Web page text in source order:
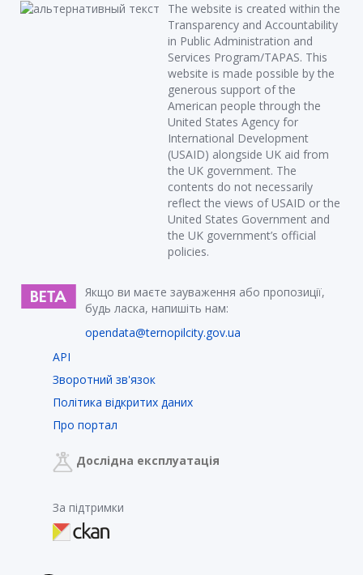
The website is created within the
Transparency and Accountability
in Public Administration and
Services Program/TAPAS. This
website is made possible by the
generous support of the
American people through the
United States Agency for
International Development
(USAID) alongside UK aid from
the UK government. The
contents do not necessarily
reflect the views of USAID or the
United States Government and
the UK government’s official
policies.
Якщо ви маєте зауваження або пропозиції,
будь ласка, напишіть нам:
opendata@ternopilcity.gov.ua
API
Зворотний зв'язок
Політика відкритих даних
Про портал
Дослідна експлуатація
За підтримки